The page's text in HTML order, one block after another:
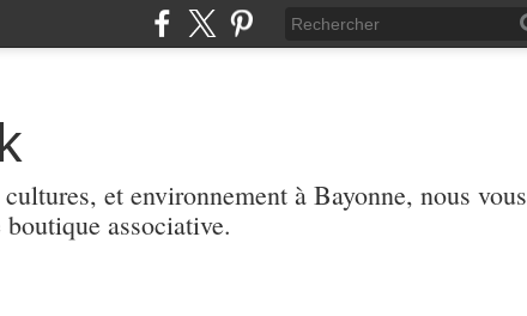
et environnement à Bayonne, nous vous
associative.